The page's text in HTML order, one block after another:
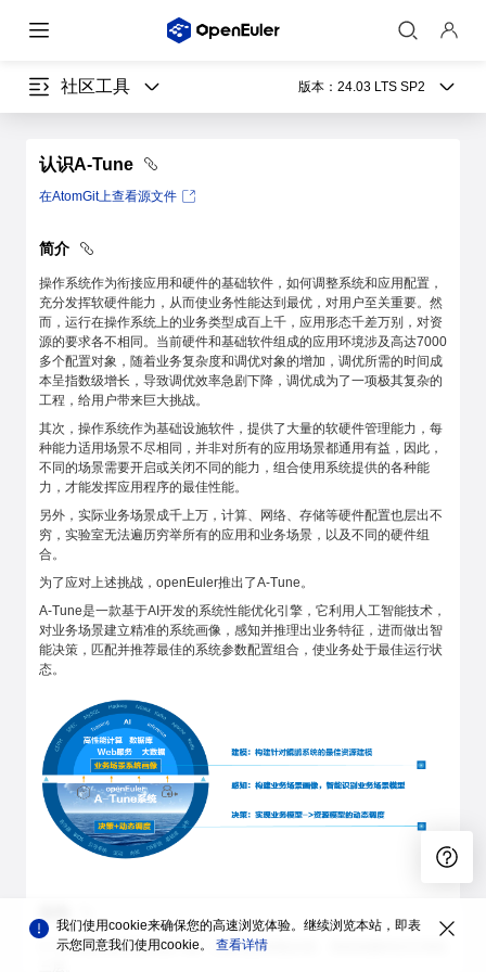
社区工具 版本： 24.03 LTS SP2
认识A-Tune
在AtomGit上查看源文件
简介
操作系统作为衔接应用和硬件的基础软件，如何调整系统和应用配置，
充分发挥软硬件能力，从而使业务性能达到最优，对用户至关重要。然
而，运行在操作系统上的业务类型成百上千，应用形态千差万别，对资
源的要求各不相同。当前硬件和基础软件组成的应用环境涉及高达7000
多个配置对象，随着业务复杂度和调优对象的增加，调优所需的时间成
本呈指数级增长，导致调优效率急剧下降，调优成为了一项极其复杂的
工程，给用户带来巨大挑战。
其次，操作系统作为基础设施软件，提供了大量的软硬件管理能力，每
种能力适用场景不尽相同，并非对所有的应用场景都通用有益，因此，
不同的场景需要开启或关闭不同的能力，组合使用系统提供的各种能
力，才能发挥应用程序的最佳性能。
另外，实际业务场景成千上万，计算、网络、存储等硬件配置也层出不
穷，实验室无法遍历穷举所有的应用和业务场景，以及不同的硬件组
合。
为了应对上述挑战，openEuler推出了A-Tune。
A-Tune是一款基于AI开发的系统性能优化引擎，它利用人工智能技术，
对业务场景建立精准的系统画像，感知并推理出业务特征，进而做出智
能决策，匹配并推荐最佳的系统参数配置组合，使业务处于最佳运行状
态。
A-Tune核心技术架构如下图，主要包括智能决策、系统画像和交互系统
我们使用cookie来确保您的高速浏览体验。继续浏览本站，即表
示您同意我们使用cookie。 查看详情